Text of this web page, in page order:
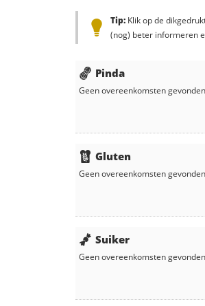
Tip: Klik op de
(nog) beter informeren
Pinda
Geen overeenkomsten
Gluten
Geen overeenkomsten
Suiker
Geen overeenkomsten